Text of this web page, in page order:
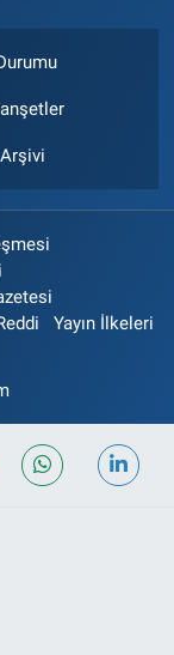
Yayın İlkeleri